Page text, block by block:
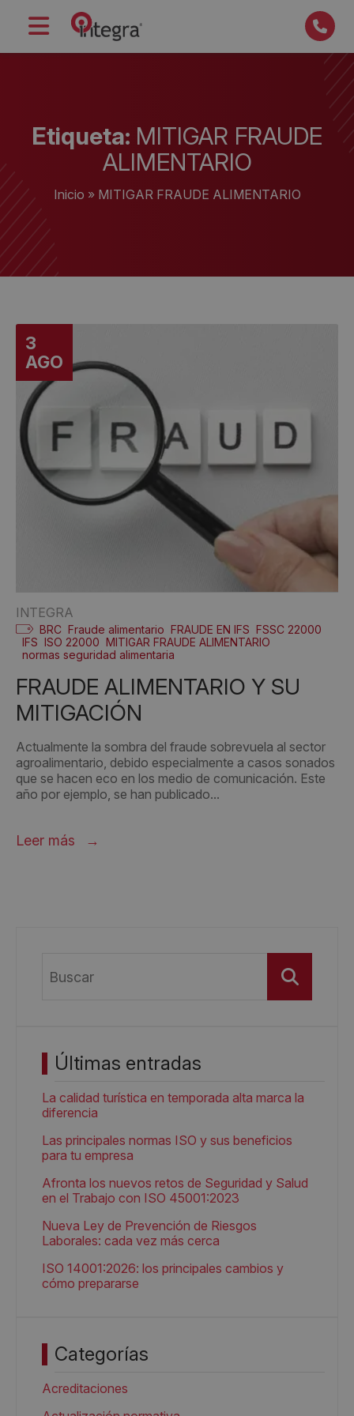
Etiqueta: MITIGAR FRAUDE
ALIMENTARIO
Inicio » MITIGAR FRAUDE ALIMENTARIO
3
AGO
INTEGRA
BRC Fraude alimentario FRAUDE EN IFS FSSC 22000
IFS ISO 22000 MITIGAR FRAUDE ALIMENTARIO
normas seguridad alimentaria
FRAUDE ALIMENTARIO Y SU
MITIGACIÓN
Actualmente la sombra del fraude sobrevuela al sector
agroalimentario, debido especialmente a casos sonados
que se hacen eco en los medio de comunicación. Este
año por ejemplo, se han publicado...
Leer más
Buscar
Últimas entradas
La calidad turística en temporada alta marca la
diferencia
Las principales normas ISO y sus beneficios
para tu empresa
Afronta los nuevos retos de Seguridad y Salud
en el Trabajo con ISO 45001:2023
Nueva Ley de Prevención de Riesgos
Laborales: cada vez más cerca
ISO 14001:2026: los principales cambios y
cómo prepararse
Categorías
Acreditaciones